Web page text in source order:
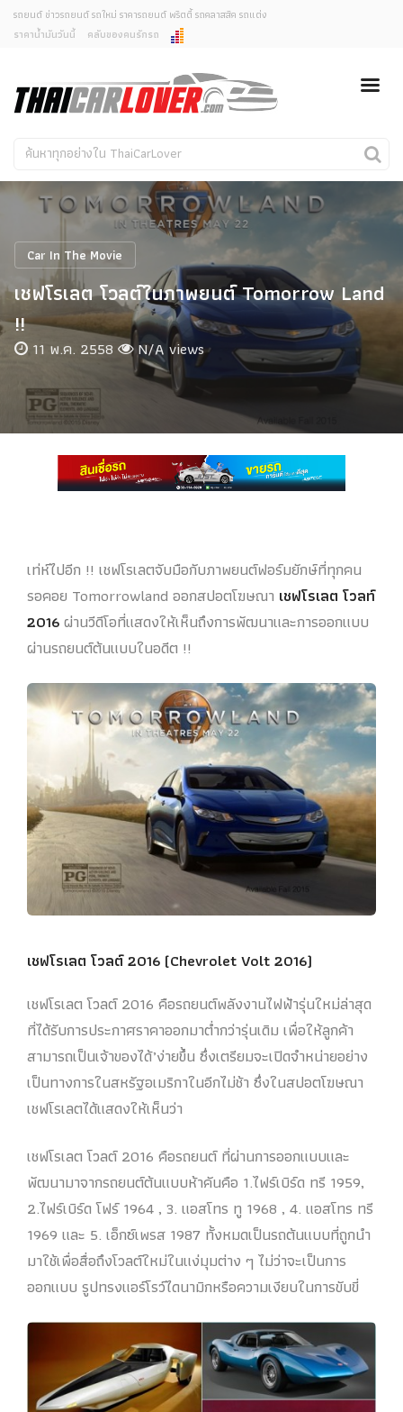
ยกเลิกการแจ้งเตือน
คุณต้องการยกเลิกการแจ้งเตือนข่าวสารเมื่อมีการอัพเดต
ใช่หรือไม่?
ไม่
รถยนต์ ข่าวรถยนต์ รถใหม่ ราคารถยนต์ พริตตี้ รถคลาสสิค รถแต่ง
ราคาน้ำมันวันนี้
คลับของคนรักรถ
รถใหม่
คนรักรถ
รถแต่ง
พริตตี้
งานแสดงรถ
Car In The Movie
สเปคราคา รถยนต์
Car In The Movie
เชฟโรเลต โวลต์ในภาพยนต์ Tomorrow Land
!!
11 พ.ค. 2558 N/A views
เท่ห์ไปอีก !! เชฟโรเลตจับมือกับภาพยนต์ฟอร์มยักษ์ที่ทุกคน
รอคอย Tomorrowland ออกสปอตโฆษณา เชฟโรเลต โวลท์
2016ผ่านวีดีโอที่แสดงให้เห็นถึงการพัฒนาและการออกแบบ
ผ่านรถยนต์ต้นแบบในอดีต !!
เชฟโรเลต โวลต์ 2016 (Chevrolet Volt 2016)
เชฟโรเลต โวลต์ 2016 คือรถยนต์พลังงานไฟฟ้ารุ่นใหม่ล่าสุด
ที่ได้รับการประกาศราคาออกมาต่ำกว่ารุ่นเดิม เพื่อให้ลูกค้า
สามารถเป็นเจ้าของได้’ง่ายขึ้น ซึ่งเตรียมจะเปิดจำหน่ายอย่าง
เป็นทางการในสหรัฐอเมริกาในอีกไม่ช้า ซึ่งในสปอตโฆษณา
เชฟโรเลตได้แสดงให้เห็นว่า
เชฟโรเลต โวลต์ 2016 คือรถยนต์ ที่ผ่านการออกแบบและ
พัฒนามาจากรถยนต์ต้นแบบห้าคันคือ 1.ไฟร์เบิร์ด ทรี 1959,
2.ไฟร์เบิร์ด โฟร์ 1964 , 3. แอสโทร ทู 1968 , 4. แอสโทร ทรี
1969 และ 5. เอ็กซ์เพรส 1987 ทั้งหมดเป็นรถต้นแบบที่ถูกนำ
มาใช้เพื่อสื่อถึงโวลต์ใหม่ในแง่มุมต่าง ๆ ไม่ว่าจะเป็นการ
ออกแบบ รูปทรงแอร์โรว์ไดนามิกหรือความเงียบในการขับขี่